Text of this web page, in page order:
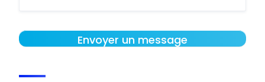
Envoyer un message